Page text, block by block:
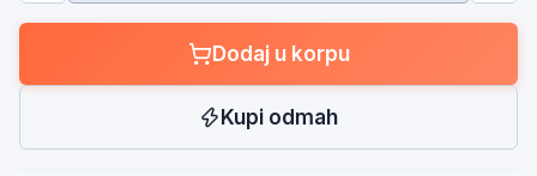
Dodaj u korpu
Kupi odmah